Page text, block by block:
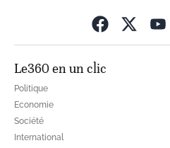
Le360 en un clic
Politique
Economie
Société
International